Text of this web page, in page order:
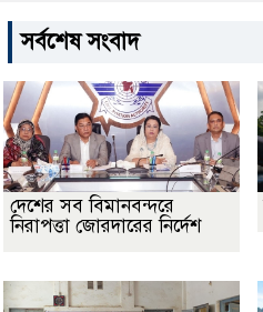
সর্বশেষ সংবাদ
দেশের সব বিমানবন্দরে
নিরাপত্তা জোরদারের নির্দেশ